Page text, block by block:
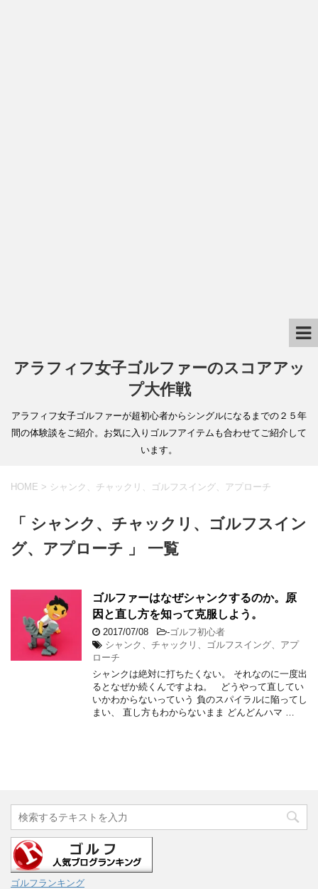
アラフィフ女子ゴルファーのスコアアッ
プ大作戦
アラフィフ女子ゴルファーが超初心者からシングルになるまでの２５年
間の体験談をご紹介。お気に入りゴルフアイテムも合わせてご紹介して
います。
HOME > シャンク、チャックリ、ゴルフスイング、アプローチ
「 シャンク、チャックリ、ゴルフスイン
グ、アプローチ 」 一覧
ゴルファーはなぜシャンクするのか。原
因と直し方を知って克服しよう。
2017/07/08 -ゴルフ初心者
シャンク、チャックリ、ゴルフスイング、アプ
ローチ
シャンクは絶対に打ちたくない。 それなのに一度出
るとなぜか続くんですよね。 どうやって直してい
いかわからないっていう 負のスパイラルに陥ってし
まい、 直し方もわからないまま どんどんハマ …
ゴルフランキング